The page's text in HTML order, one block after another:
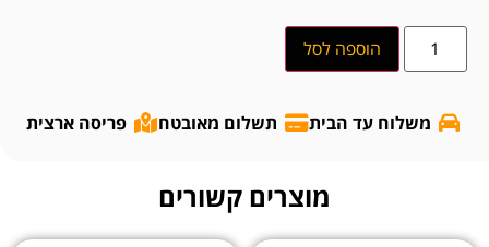
הוספה לסל
משלוח עד הבית תשלום מאובטח פריסה ארצית
מוצרים קשורים